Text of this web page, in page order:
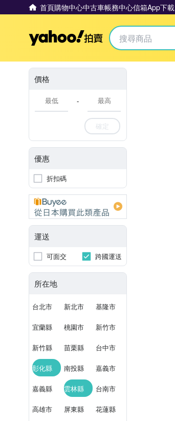
首頁購物中心中古車帳務中心信箱App下載
Yahoo拍賣
價格
-
確定
優惠
折扣碼
運送
可面交 跨國運送
所在地
台北市 新北市 基隆市
宜蘭縣 桃園市 新竹市
新竹縣 苗栗縣 台中市
彰化縣 南投縣 嘉義市
嘉義縣 雲林縣 台南市
高雄市 屏東縣 花蓮縣